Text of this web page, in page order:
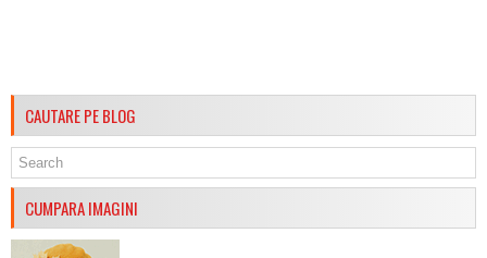
CAUTARE PE BLOG
CUMPARA IMAGINI